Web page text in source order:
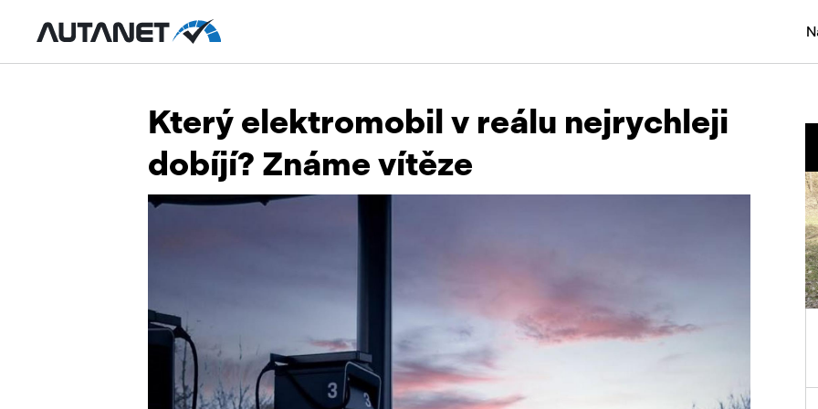
Obytná
Který elektromobil v reálu nejrychleji
dobíjí? Známe vítěze